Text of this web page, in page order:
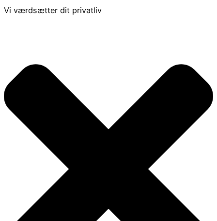
Vi værdsætter dit privatliv